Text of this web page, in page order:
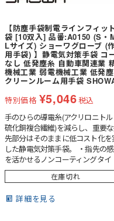
【防塵手袋制電ラインフィッ
袋 [10双入] 品番:A0150 (S・
Lサイズ) ショーワグローブ (
用手袋) 】静電気対策手袋 コ
なし 低発塵糸 自動車関連業
機械工業 弱電機械工業 低発塵
クリーンルーム用手袋
特別価格 ¥5,046税込
手のひらの導電糸(アクリロニトル
硫化銅複合繊維)を減らし、重要
先部分はそのままに低コスト化を
した静電気対策手袋。 ・指先の
を活かせるノンコーティングタイ
プ。・独自の13ゲージ・シームレ
み手袋。・オーバーロック加工で
在庫切れ
詳細を見る